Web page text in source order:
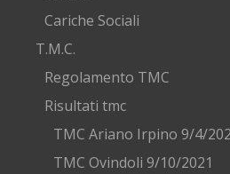
Cariche Sociali
T.M.C.
Regolamento TMC
Risultati tmc
TMC Ariano Irpino 9/4/
TMC Ovindoli 9/10/2021